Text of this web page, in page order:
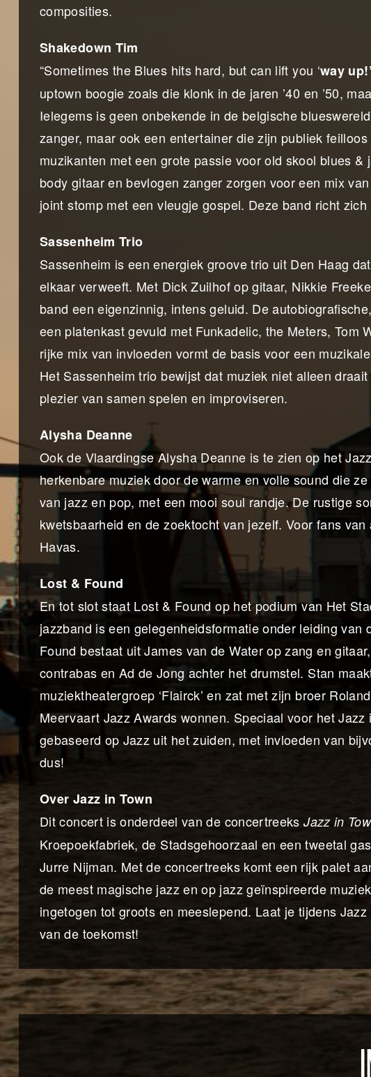
composities.
Shakedown Tim
“Sometimes the Blues hits hard, but can lift you ‘way up!’
uptown boogie zoals die klonk in de jaren ’40 en ’50,
Ielegems is geen onbekende in de belgische
zanger, maar ook een entertainer die zijn publiek
muzikanten met een grote passie voor old skool blues
body gitaar en bevlogen zanger zorgen voor een mix
joint stomp met een vleugje gospel. Deze band richt
Sassenheim Trio
Sassenheim is een energiek groove trio uit Den Haag
elkaar verweeft. Met Dick Zuilhof op gitaar, Nikkie
band een eigenzinnig, intens geluid. De
een platenkast gevuld met Funkadelic, the Meters, Tom
rijke mix van invloeden vormt de basis voor een
Het Sassenheim trio bewijst dat muziek niet alleen
plezier van samen spelen en improviseren.
Alysha Deanne
Ook de Vlaardingse Alysha Deanne is te zien op het
herkenbare muziek door de warme en volle sound die
van jazz en pop, met een mooi soul randje. De rustige
kwetsbaarheid en de zoektocht van jezelf. Voor fans
Havas.
Lost & Found
En tot slot staat Lost & Found op het podium van Het
jazzband is een gelegenheidsformatie onder leiding
Found bestaat uit James van de Water op zang en
contrabas en Ad de Jong achter het drumstel. Stan
muziektheatergroep ‘Flairck’ en zat met zijn broer
Meervaart Jazz Awards wonnen. Speciaal voor het
gebaseerd op Jazz uit het zuiden, met invloeden van
dus!
Over Jazz in Town
Dit concert is onderdeel van de concertreeksJazz in
Kroepoekfabriek, de Stadsgehoorzaal en een tweetal
Jurre Nijman. Met de concertreeks komt een rijk palet
de meest magische jazz en op jazz geïnspireerde
ingetogen tot groots en meeslepend. Laat je tijdens
van de toekomst!